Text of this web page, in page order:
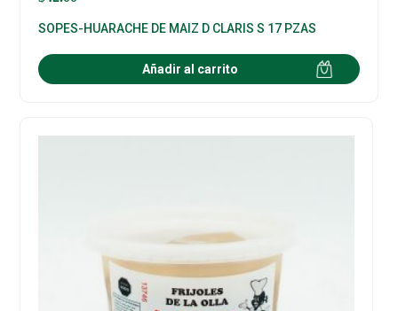
SOPES-HUARACHE DE MAIZ D CLARIS S 17 PZAS
Añadir al carrito